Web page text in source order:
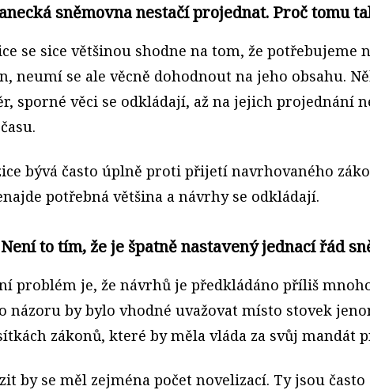
sněmovna nestačí projednat. Proč tomu
se sice většinou shodne na tom, že potřebujeme
neumí se ale věcně dohodnout na jeho obsahu.
sporné věci se odkládají, až na jejich projednání
bývá často úplně proti přijetí navrhovaného
potřebná většina a návrhy se odkládají.
to tím, že je špatně nastavený jednací řád
problém je, že návrhů je předkládáno příliš
názoru by bylo vhodné uvažovat místo stovek
zákonů, které by měla vláda za svůj mandát
by se měl zejména počet novelizací. Ty jsou často